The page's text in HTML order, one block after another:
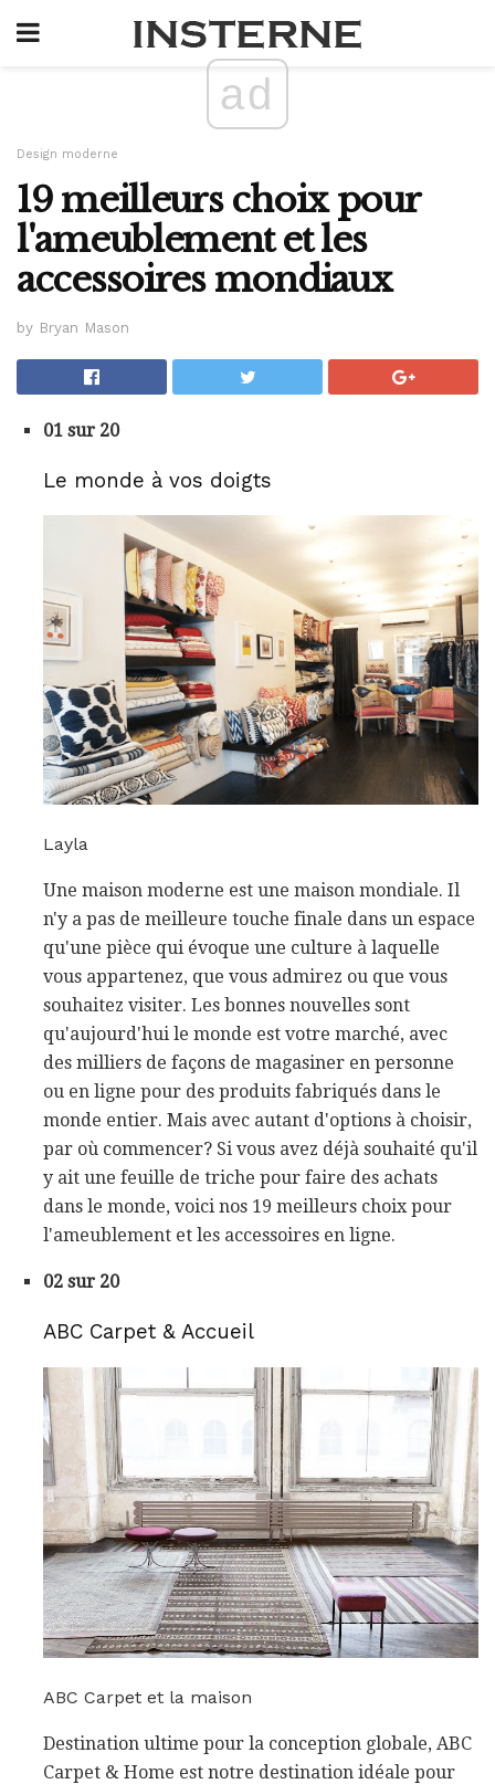
ad
Design moderne
19 meilleurs choix pour
l'ameublement et les
accessoires mondiaux
by Bryan Mason
01 sur 20
Le monde à vos doigts
Layla
Une maison moderne est une maison mondiale. Il
n'y a pas de meilleure touche finale dans un espace
qu'une pièce qui évoque une culture à laquelle
vous appartenez, que vous admirez ou que vous
souhaitez visiter. Les bonnes nouvelles sont
qu'aujourd'hui le monde est votre marché, avec
des milliers de façons de magasiner en personne
ou en ligne pour des produits fabriqués dans le
monde entier. Mais avec autant d'options à choisir,
par où commencer? Si vous avez déjà souhaité qu'il
y ait une feuille de triche pour faire des achats
dans le monde, voici nos 19 meilleurs choix pour
l'ameublement et les accessoires en ligne.
02 sur 20
ABC Carpet & Accueil
ABC Carpet et la maison
Destination ultime pour la conception globale, ABC
Carpet & Home est notre destination idéale pour